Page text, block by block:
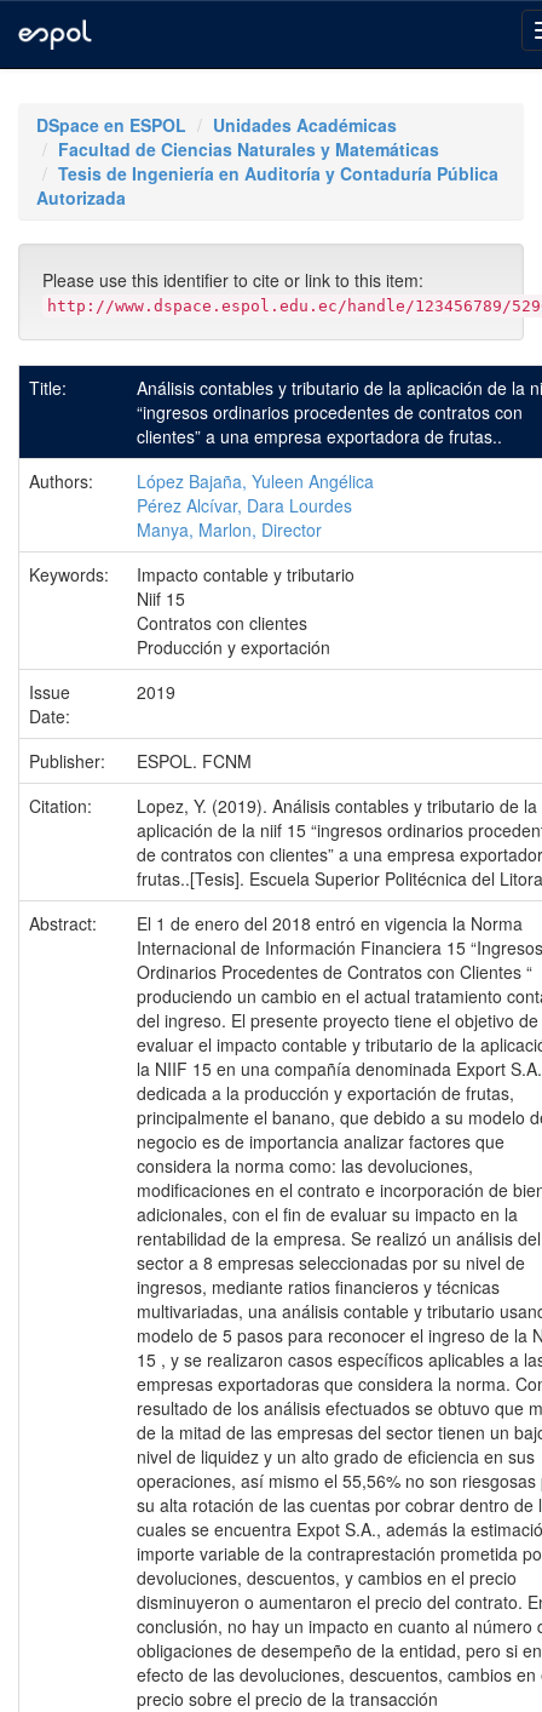
navigationDSpace en ESPOL
Unidades Académicas
Facultad de Ciencias Naturales y Matemáticas
Tesis de Ingeniería en Auditoría y Contaduría Pública
Autorizada
Please use this identifier to cite or link to this item:
http://www.dspace.espol.edu.ec/handle/123456789/
Title:
Análisis contables y tributario de la aplicación de la
“ingresos ordinarios procedentes de contratos con
clientes” a una empresa exportadora de frutas..
Authors:
López Bajaña, Yuleen Angélica
Pérez Alcívar, Dara Lourdes
Manya, Marlon, Director
Keywords:
Impacto contable y tributario
Niif 15
Contratos con clientes
Producción y exportación
Issue
Date:
2019
Publisher:
ESPOL. FCNM
Citation:
Lopez, Y. (2019). Análisis contables y tributario de la
aplicación de la niif 15 “ingresos ordinarios
de contratos con clientes” a una empresa
frutas..[Tesis]. Escuela Superior Politécnica del
Abstract:
El 1 de enero del 2018 entró en vigencia la Norma
Internacional de Información Financiera 15 “Ingresos
Ordinarios Procedentes de Contratos con Clientes “
produciendo un cambio en el actual tratamiento
del ingreso. El presente proyecto tiene el objetivo de
evaluar el impacto contable y tributario de la
la NIIF 15 en una compañía denominada Export
dedicada a la producción y exportación de frutas,
principalmente el banano, que debido a su modelo
negocio es de importancia analizar factores que
considera la norma como: las devoluciones,
modificaciones en el contrato e incorporación de
adicionales, con el fin de evaluar su impacto en la
rentabilidad de la empresa. Se realizó un análisis del
sector a 8 empresas seleccionadas por su nivel de
ingresos, mediante ratios financieros y técnicas
multivariadas, una análisis contable y tributario
modelo de 5 pasos para reconocer el ingreso de la
15 , y se realizaron casos específicos aplicables a
empresas exportadoras que considera la norma.
resultado de los análisis efectuados se obtuvo que
de la mitad de las empresas del sector tienen un
nivel de liquidez y un alto grado de eficiencia en sus
operaciones, así mismo el 55,56% no son riesgosas
su alta rotación de las cuentas por cobrar dentro de
cuales se encuentra Expot S.A., además la
importe variable de la contraprestación prometida
devoluciones, descuentos, y cambios en el precio
disminuyeron o aumentaron el precio del contrato.
conclusión, no hay un impacto en cuanto al número
obligaciones de desempeño de la entidad, pero si
efecto de las devoluciones, descuentos, cambios en
precio sobre el precio de la transacción